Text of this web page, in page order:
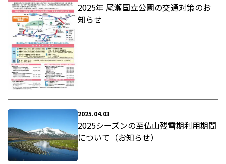
2025年 尾瀬国立公園の交通対策のお
知らせ
2025.04.03
2025シーズンの至仏山残雪期利用期間
について（お知らせ）